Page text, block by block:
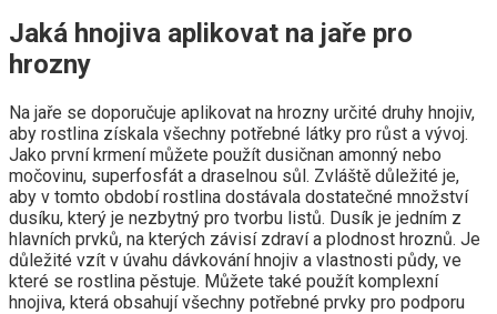
Jaká hnojiva aplikovat na jaře pro
hrozny
Na jaře se doporučuje aplikovat na hrozny určité druhy hnojiv,
aby rostlina získala všechny potřebné látky pro růst a vývoj.
Jako první krmení můžete použít dusičnan amonný nebo
močovinu, superfosfát a draselnou sůl. Zvláště důležité je,
aby v tomto období rostlina dostávala dostatečné množství
dusíku, který je nezbytný pro tvorbu listů. Dusík je jedním z
hlavních prvků, na kterých závisí zdraví a plodnost hroznů. Je
důležité vzít v úvahu dávkování hnojiv a vlastnosti půdy, ve
které se rostlina pěstuje. Můžete také použít komplexní
hnojiva, která obsahují všechny potřebné prvky pro podporu